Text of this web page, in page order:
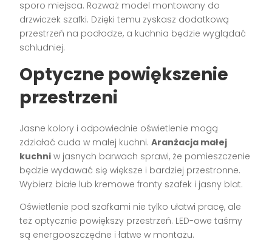
sporo miejsca. Rozważ model montowany do
drzwiczek szafki. Dzięki temu zyskasz dodatkową
przestrzeń na podłodze, a kuchnia będzie wyglądać
schludniej.
Optyczne powiększenie
przestrzeni
Jasne kolory i odpowiednie oświetlenie mogą
zdziałać cuda w małej kuchni.Aranżacja małej
kuchni w jasnych barwach sprawi, że pomieszczenie
będzie wydawać się większe i bardziej przestronne.
Wybierz białe lub kremowe fronty szafek i jasny blat.
Oświetlenie pod szafkami nie tylko ułatwi pracę, ale
też optycznie powiększy przestrzeń. LED-owe taśmy
są energooszczędne i łatwe w montażu.